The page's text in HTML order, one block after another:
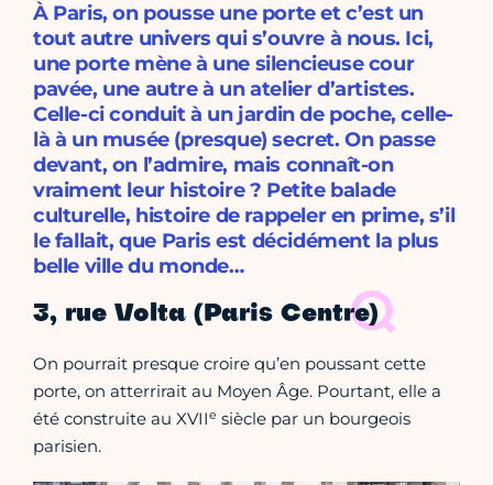
À Paris, on pousse une porte et c’est un
tout autre univers qui s’ouvre à nous. Ici,
une porte mène à une silencieuse cour
pavée, une autre à un atelier d’artistes.
Celle-ci conduit à un jardin de poche, celle-
là à un musée (presque) secret. On passe
devant, on l’admire, mais connaît-on
vraiment leur histoire ? Petite balade
culturelle, histoire de rappeler en prime, s’il
le fallait, que Paris est décidément la plus
belle ville du monde…
3, rue Volta (Paris Centre)
On pourrait presque croire qu’en poussant cette
porte, on atterrirait au Moyen Âge. Pourtant, elle a
été construite au XVIIe siècle par un bourgeois
parisien.